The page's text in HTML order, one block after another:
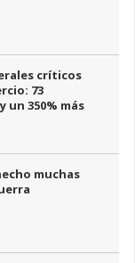
críticos
73
un 350% más
muchas